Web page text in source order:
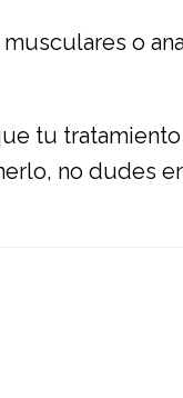
o
tu
no dudes